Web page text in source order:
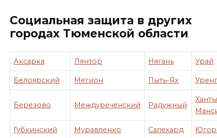
Социальная защита в других
городах Тюменской области
Аксарка Лянтор Нягань Урай
Белоярский Мегион Пыть-Ях
Берёзово Междуреченский Радужный
Губкинский Муравленко Салехард